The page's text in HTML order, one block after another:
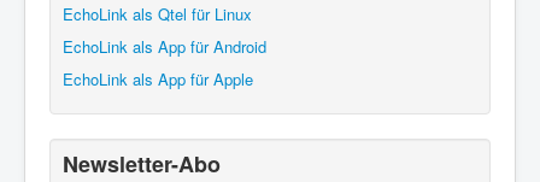
EchoLink als Qtel für Linux
EchoLink als App für Android
EchoLink als App für Apple
Newsletter-Abo